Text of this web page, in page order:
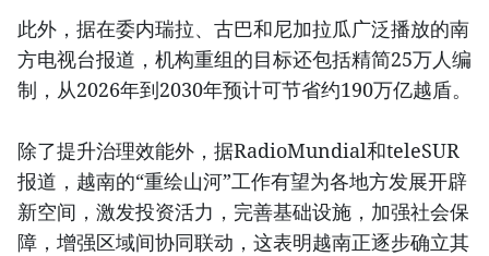
此外，据在委内瑞拉、古巴和尼加拉瓜广泛播放的南
方电视台报道，机构重组的目标还包括精简25万人编
制，从2026年到2030年预计可节省约190万亿越盾。
除了提升治理效能外，据RadioMundial和teleSUR
报道，越南的“重绘山河”工作有望为各地方发展开辟
新空间，激发投资活力，完善基础设施，加强社会保
障，增强区域间协同联动，这表明越南正逐步确立其